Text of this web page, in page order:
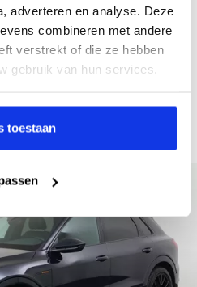
adverteren en analyse. Deze
combineren met andere
verstrekt of die ze hebben
gebruik van hun services.
toestaan
actieradius
Elektrisch
elektrisch glazen panorama-dak
Private lease
793,- p.m.